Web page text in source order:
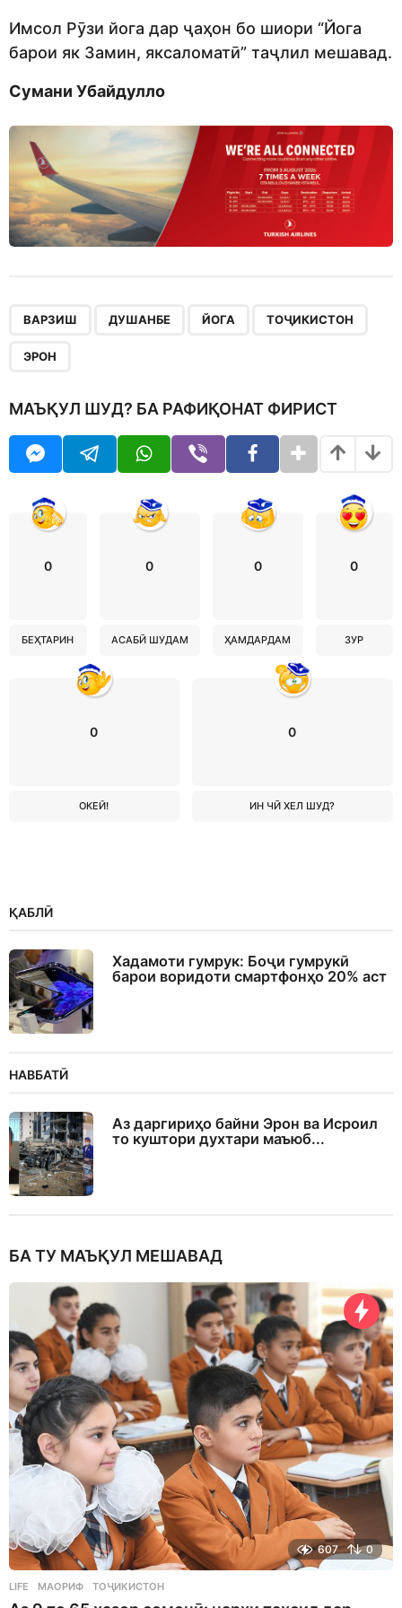
Имсол Рӯзи йога дар ҷаҳон бо шиори “Йога
барои як Замин, яксаломатӣ” таҷлил мешавад.
Сумани Убайдулло
ВАРЗИШ ДУШАНБЕ ЙОГА ТОҶИКИСТОН
ЭРОН
МАЪҚУЛ ШУД? БА РАФИҚОНАТ ФИРИСТ
0
БЕҲТАРИН
0
АСАБӢ ШУДАМ
0
ҲАМДАРДАМ
0
ЗУР
0
ОКЕЙ!
0
ИН ЧӢ ХЕЛ ШУД?
ҚАБЛӢ
Хадамоти гумрук: Боҷи гумрукӣ
барои воридоти смартфонҳо 20% аст
НАВБАТӢ
Аз даргириҳо байни Эрон ва Исроил
то куштори духтари маъюб...
БА ТУ МАЪҚУЛ МЕШАВАД
607 0
LIFE МАОРИФ ,ТОҶИКИСТОН